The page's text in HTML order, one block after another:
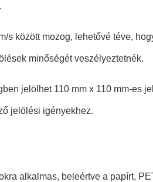
s között mozog, lehetővé téve,
minőségét veszélyeztetnék.
jelölhet 110 mm x 110 mm-es
jelölési igényekhez.
alkalmas, beleértve a papírt,